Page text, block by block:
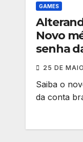
GAMES
Novo
senha
25 DE
Saiba o
da conta